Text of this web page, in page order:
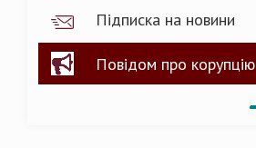
Підписка на новини
Повідом про корупцію